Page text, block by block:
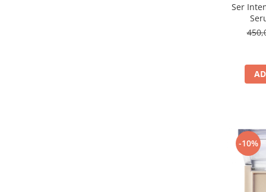
Ser
-10%